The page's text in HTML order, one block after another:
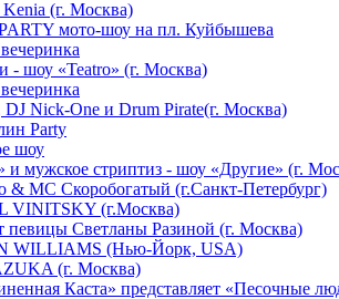
(г. Москва)
мото-шоу на пл. Куйбышева
- шоу «Teatro» (г. Москва)
Nick-One и Drum Pirate(г. Москва)
Party
шоу
и мужское стриптиз - шоу «Другие» (г.
& МС Скоробогатый (г.Санкт-Петербург)
VINITSKY (г.Москва)
певицы Светланы Разиной (г. Москва)
WILLIAMS (Нью-Йорк, USA)
(г. Москва)
Каста» представляет «Песочные